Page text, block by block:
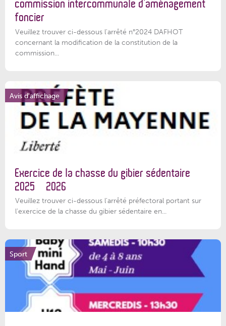
commission intercommunale d’aménagement
foncier
Veuillez trouver ci-dessous l'arrêté n°2024 DAFHOT
concernant la modification de la constitution de la
commission...
Avis d'affichage
Exercice de la chasse du gibier sédentaire
2025 – 2026
Veuillez trouver ci-dessous l'arrêté préfectoral portant sur
l'exercice de la chasse du gibier sédentaire en...
Sport